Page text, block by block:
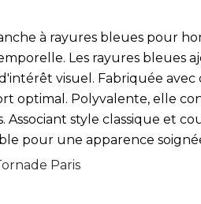
à rayures bleues pour
Les rayures bleues
visuel. Fabriquée
optimal. Polyvalente, elle
Associant style classique et
pour une apparence
Paris